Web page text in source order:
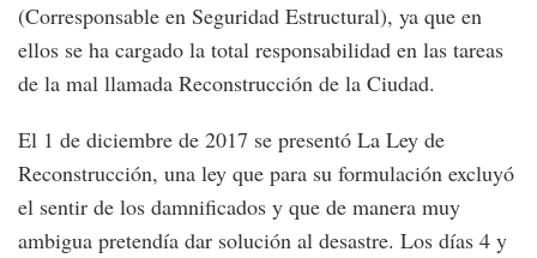
(Corresponsable en Seguridad Estructural), ya que en
ellos se ha cargado la total responsabilidad en las tareas
de la mal llamada Reconstrucción de la Ciudad.
El 1 de diciembre de 2017 se presentó La Ley de
Reconstrucción, una ley que para su formulación excluyó
el sentir de los damnificados y que de manera muy
ambigua pretendía dar solución al desastre. Los días 4 y